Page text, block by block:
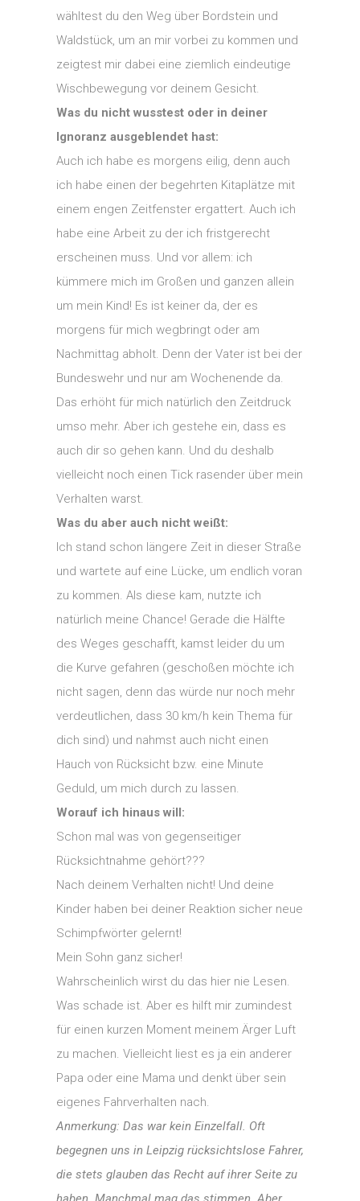
wähltest du den Weg über Bordstein und
Waldstück, um an mir vorbei zu kommen und
zeigtest mir dabei eine ziemlich eindeutige
Wischbewegung vor deinem Gesicht.
Was du nicht wusstest oder in deiner
Ignoranz ausgeblendet hast:
Auch ich habe es morgens eilig, denn auch
ich habe einen der begehrten Kitaplätze mit
einem engen Zeitfenster ergattert. Auch ich
habe eine Arbeit zu der ich fristgerecht
erscheinen muss. Und vor allem: ich
kümmere mich im Großen und ganzen allein
um mein Kind! Es ist keiner da, der es
morgens für mich wegbringt oder am
Nachmittag abholt. Denn der Vater ist bei der
Bundeswehr und nur am Wochenende da.
Das erhöht für mich natürlich den Zeitdruck
umso mehr. Aber ich gestehe ein, dass es
auch dir so gehen kann. Und du deshalb
vielleicht noch einen Tick rasender über mein
Verhalten warst.
Was du aber auch nicht weißt:
Ich stand schon längere Zeit in dieser Straße
und wartete auf eine Lücke, um endlich voran
zu kommen. Als diese kam, nutzte ich
natürlich meine Chance! Gerade die Hälfte
des Weges geschafft, kamst leider du um
die Kurve gefahren (geschoßen möchte ich
nicht sagen, denn das würde nur noch mehr
verdeutlichen, dass 30 km/h kein Thema für
dich sind) und nahmst auch nicht einen
Hauch von Rücksicht bzw. eine Minute
Geduld, um mich durch zu lassen.
Worauf ich hinaus will:
Schon mal was von gegenseitiger
Rücksichtnahme gehört???
Nach deinem Verhalten nicht! Und deine
Kinder haben bei deiner Reaktion sicher neue
Schimpfwörter gelernt!
Mein Sohn ganz sicher!
Wahrscheinlich wirst du das hier nie Lesen.
Was schade ist. Aber es hilft mir zumindest
für einen kurzen Moment meinem Ärger Luft
zu machen. Vielleicht liest es ja ein anderer
Papa oder eine Mama und denkt über sein
eigenes Fahrverhalten nach.
Anmerkung: Das war kein Einzelfall. Oft
begegnen uns in Leipzig rücksichtslose Fahrer,
die stets glauben das Recht auf ihrer Seite zu